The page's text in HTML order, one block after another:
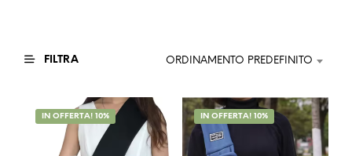
FILTRA ORDINAMENTO PREDEFINITO
IN OFFERTA! 10% IN OFFERTA! 10%